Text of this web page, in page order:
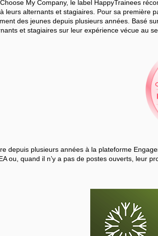
My Company, le label HappyTrainees
leurs alternants et stagiaires. Pour sa première
des jeunes depuis plusieurs années. Basé
et stagiaires sur leur expérience vécue au
depuis plusieurs années à la plateforme
ou, quand il n’y a pas de postes ouverts, leur